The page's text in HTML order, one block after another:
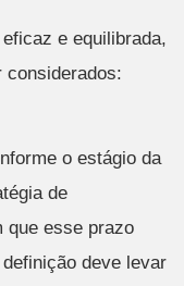
e equilibrada,
considerados:
o estágio da
de
que esse prazo
deve levar